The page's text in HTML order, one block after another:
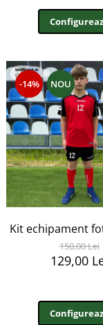
-14% NOU
Kit echipament
150,00 Lei
129,00